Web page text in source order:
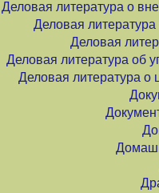
Деловая литература о
Деловая
Деловая
Деловая литература об
Деловая литература о